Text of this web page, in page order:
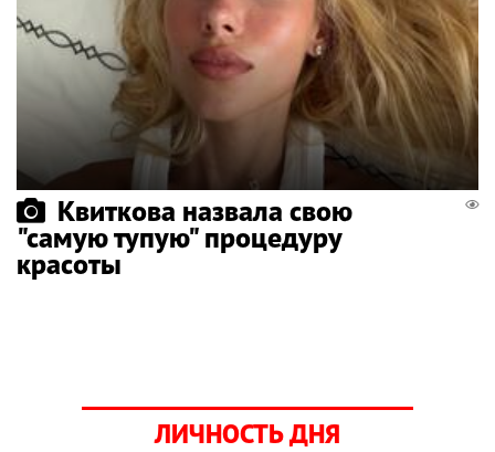
Квиткова назвала свою
"самую тупую" процедуру
красоты
ЛИЧНОСТЬ ДНЯ